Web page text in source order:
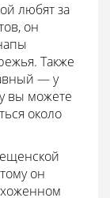
любят за
он
Также
— у
вы можете
около
он